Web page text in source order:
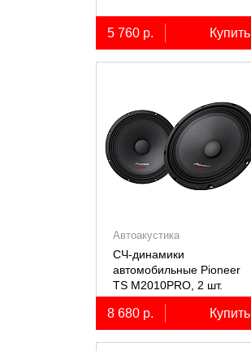
5 760 р. Купить
Автоакустика
СЧ-динамики
автомобильные Pioneer
TS M2010PRO, 2 шт.
8 680 р. Купить